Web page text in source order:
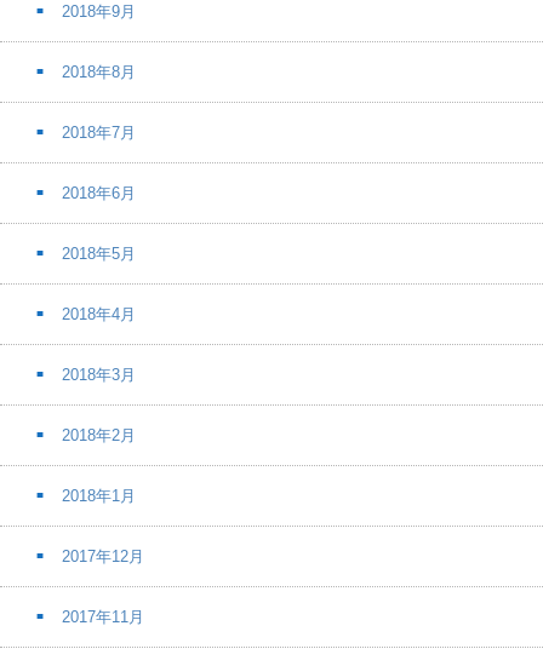
2018年9月
2018年8月
2018年7月
2018年6月
2018年5月
2018年4月
2018年3月
2018年2月
2018年1月
2017年12月
2017年11月